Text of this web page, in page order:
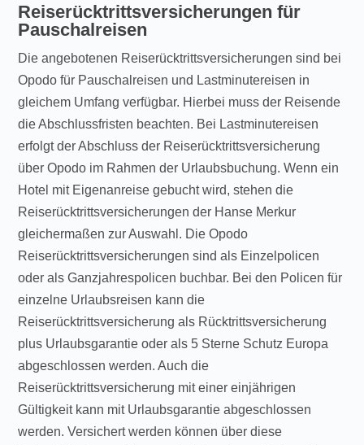
Reiserücktrittsversicherungen für
Pauschalreisen
Die angebotenen Reiserücktrittsversicherungen sind bei
Opodo für Pauschalreisen und Lastminutereisen in
gleichem Umfang verfügbar. Hierbei muss der Reisende
die Abschlussfristen beachten. Bei Lastminutereisen
erfolgt der Abschluss der Reiserücktrittsversicherung
über Opodo im Rahmen der Urlaubsbuchung. Wenn ein
Hotel mit Eigenanreise gebucht wird, stehen die
Reiserücktrittsversicherungen der Hanse Merkur
gleichermaßen zur Auswahl. Die Opodo
Reiserücktrittsversicherungen sind als Einzelpolicen
oder als Ganzjahrespolicen buchbar. Bei den Policen für
einzelne Urlaubsreisen kann die
Reiserücktrittsversicherung als Rücktrittsversicherung
plus Urlaubsgarantie oder als 5 Sterne Schutz Europa
abgeschlossen werden. Auch die
Reiserücktrittsversicherung mit einer einjährigen
Gültigkeit kann mit Urlaubsgarantie abgeschlossen
werden. Versichert werden können über diese